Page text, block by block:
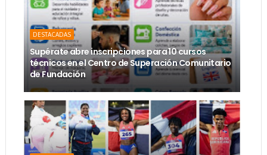
DESTACADAS
Supérate abre inscripciones para 10 cursos
técnicos en el Centro de Superación Comunitario
de Fundación